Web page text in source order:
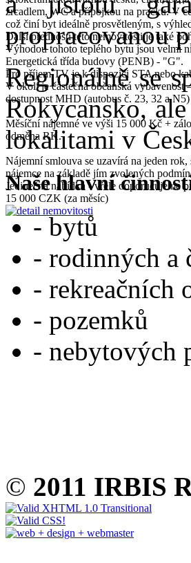
zrcadlem, WC a přípojkou na pračku. V
což činí byt ideálně prosvětleným, s
Další předností této nemovitosti je také
Výhodou tohoto teplého bytu jsou velmi
Energetická třída budovy (PENB) - "G".
Pro příjem TV je k dispozici STA nebo
V okolí je částečná občanská
dostupnost MHD (autobus č. 23, 32 a
Měsíční nájemné ve výši 15 000 Kč +
odměna RK.
Nájemní smlouva se uzavírá na jeden
nájemce na základě jím zvolených
Jedinečná nabídka - vřele doporučujeme
15 000 CZK (za měsíc)
propracovanou
Regionálně se
Rokycansko,
lokalitami v
Naše hlavní
- bytů
- rodinných a
- rekreačních
- pozemků
- nebytových
© 2011 IRBIS